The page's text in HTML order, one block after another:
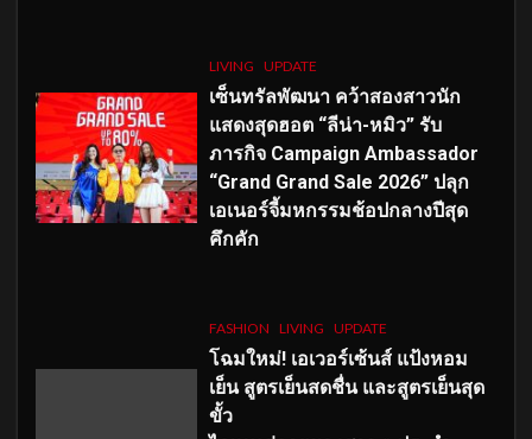
LIVING UPDATE
เซ็นทรัลพัฒนา คว้าสองสาวนัก
แสดงสุดฮอต “ลีน่า-หมิว” รับ
ภารกิจ Campaign Ambassador
“Grand Grand Sale 2026” ปลุก
เอเนอร์จี้มหกรรมช้อปกลางปีสุด
คึกคัก
FASHION LIVING UPDATE
โฉมใหม่! เอเวอร์เซ้นส์ แป้งหอม
เย็น สูตรเย็นสดชื่น และสูตรเย็นสุด
ขั้ว